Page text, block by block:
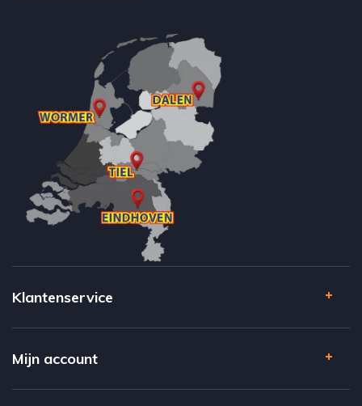
Klantenservice
Mijn account